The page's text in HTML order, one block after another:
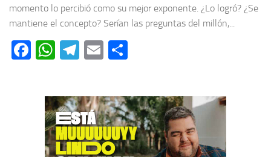
momento lo percibió como su mejor exponente. ¿Lo logró? ¿Se
mantiene el concepto? Serían las preguntas del millón,...
Facebook
WhatsApp
Telegram
Email